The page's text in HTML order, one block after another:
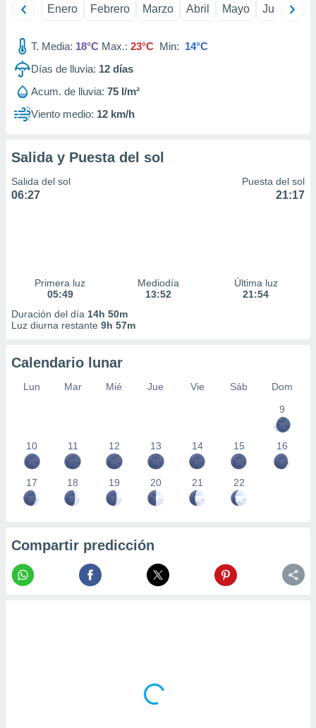
crear un
de la
del
de
e
Enero Febrero Marzo Abril Mayo Junio
T. Media: 18°C Max.: 23°C Min: 14°C
Días de lluvia: 12 días
Acum. de lluvia: 75 l/m²
Viento medio: 12 km/h
Salida y Puesta del sol
Salida del sol
06:27
Puesta del sol
21:17
Primera luz
05:49
Mediodía
13:52
Última luz
21:54
Duración del día 14h 50m
Luz diurna restante 9h 57m
Calendario lunar
Lun Mar Mié Jue Vie Sáb
Dom
9
10 11 12 13 14 15 16
17 18 19 20 21 22
Compartir predicción